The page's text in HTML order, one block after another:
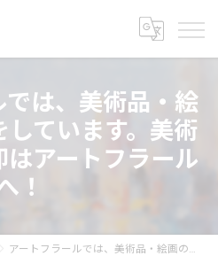
では、美術品・絵
ています。美術
アートフラール
！
アートフラールでは、美術品・絵画の高価買取をしています。美術品・絵画の売却はアートフラールへ！